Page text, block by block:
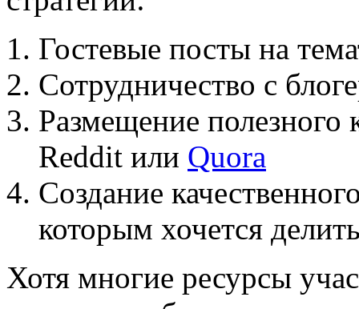
Гостевые посты на
Сотрудничество с
Размещение полезного
Reddit или Quora
Создание
которым хочется
Хотя многие ресурсы